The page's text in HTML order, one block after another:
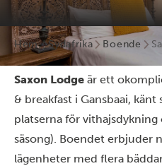
Hem Sydafrika Boende
Saxon Lodge är ett
& breakfast i Gansbaai, känt
platserna för
säsong). Boendet erbjuder
lägenheter med flera